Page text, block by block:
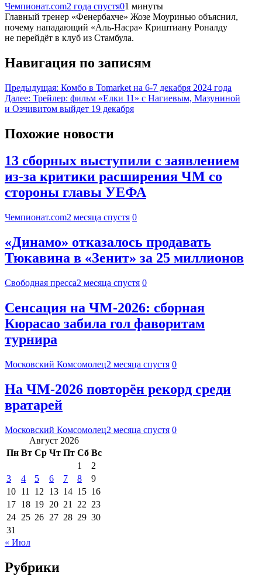
Чемпионат.com2 года спустя01 минуты
Главный тренер «Фенербахче» Жозе Моуринью объяснил,
почему нападающий «Аль-Насра» Криштиану Роналду
не перейдёт в клуб из Стамбула.
Навигация по записям
Предыдущая: Комбо в Tomarket на 6-7 декабря 2024 года
Далее: Трейлер: фильм «Елки 11» с Нагиевым, Мазуниной
и Озчивитом выйдет 19 декабря
Похожие новости
13 сборных выступили с заявлением
из-за критики расширения ЧМ со
стороны главы УЕФА
Чемпионат.com2 месяца спустя 0
«Динамо» отказалось продавать
Тюкавина в «Зенит» за 25 миллионов
Свободная пресса2 месяца спустя 0
Сенсация на ЧМ-2026: сборная
Кюрасао забила гол фаворитам
турнира
Московский Комсомолец2 месяца спустя 0
На ЧМ-2026 повторён рекорд среди
вратарей
Московский Комсомолец2 месяца спустя 0
Август 2026
Пн Вт Ср Чт Пт Сб Вс
1
2
3
4 5 6 7 8
9
10 11 12 13 14 15 16
17 18 19 20 21 22 23
24 25 26 27 28 29 30
31
« Июл
Рубрики